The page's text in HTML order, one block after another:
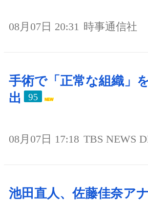
08月07日 20:31 時事通信社
手術で「正常な組織」
出
95
08月07日 17:18 TBS NEWS
池田直人、佐藤佳奈ア